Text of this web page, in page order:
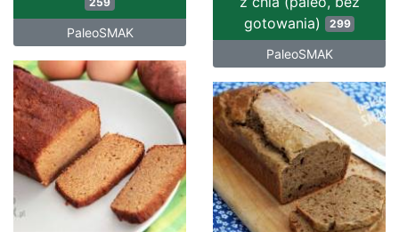
PaleoSMAK
gotowania)
299
PaleoSMAK